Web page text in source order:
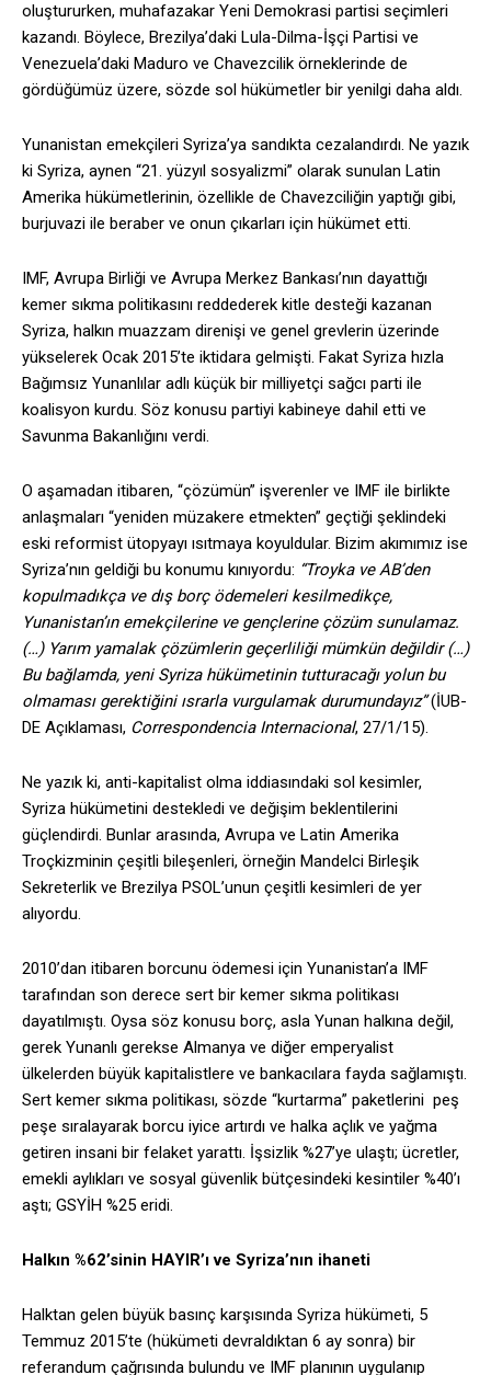
oluştururken, muhafazakar Yeni Demokrasi partisi seçimleri
kazandı. Böylece, Brezilya’daki Lula-Dilma-İşçi Partisi ve
Venezuela’daki Maduro ve Chavezcilik örneklerinde de
gördüğümüz üzere, sözde sol hükümetler bir yenilgi daha aldı.
Yunanistan emekçileri Syriza’ya sandıkta cezalandırdı. Ne yazık
ki Syriza, aynen “21. yüzyıl sosyalizmi” olarak sunulan Latin
Amerika hükümetlerinin, özellikle de Chavezciliğin yaptığı gibi,
burjuvazi ile beraber ve onun çıkarları için hükümet etti.
IMF, Avrupa Birliği ve Avrupa Merkez Bankası’nın dayattığı
kemer sıkma politikasını reddederek kitle desteği kazanan
Syriza, halkın muazzam direnişi ve genel grevlerin üzerinde
yükselerek Ocak 2015’te iktidara gelmişti. Fakat Syriza hızla
Bağımsız Yunanlılar adlı küçük bir milliyetçi sağcı parti ile
koalisyon kurdu. Söz konusu partiyi kabineye dahil etti ve
Savunma Bakanlığını verdi.
O aşamadan itibaren, “çözümün” işverenler ve IMF ile birlikte
anlaşmaları “yeniden müzakere etmekten” geçtiği şeklindeki
eski reformist ütopyayı ısıtmaya koyuldular. Bizim akımımız ise
Syriza’nın geldiği bu konumu kınıyordu: “Troyka ve AB’den
kopulmadıkça ve dış borç ödemeleri kesilmedikçe,
Yunanistan’ın emekçilerine ve gençlerine çözüm sunulamaz.
(…) Yarım yamalak çözümlerin geçerliliği mümkün değildir (…)
Bu bağlamda, yeni Syriza hükümetinin tutturacağı yolun bu
olmaması gerektiğini ısrarla vurgulamak durumundayız”(İUB-
DE Açıklaması, Correspondencia Internacional, 27/1/15).
Ne yazık ki, anti-kapitalist olma iddiasındaki sol kesimler,
Syriza hükümetini destekledi ve değişim beklentilerini
güçlendirdi. Bunlar arasında, Avrupa ve Latin Amerika
Troçkizminin çeşitli bileşenleri, örneğin Mandelci Birleşik
Sekreterlik ve Brezilya PSOL’unun çeşitli kesimleri de yer
alıyordu.
2010’dan itibaren borcunu ödemesi için Yunanistan’a IMF
tarafından son derece sert bir kemer sıkma politikası
dayatılmıştı. Oysa söz konusu borç, asla Yunan halkına değil,
gerek Yunanlı gerekse Almanya ve diğer emperyalist
ülkelerden büyük kapitalistlere ve bankacılara fayda sağlamıştı.
Sert kemer sıkma politikası, sözde “kurtarma” paketlerini peş
peşe sıralayarak borcu iyice artırdı ve halka açlık ve yağma
getiren insani bir felaket yarattı. İşsizlik %27’ye ulaştı; ücretler,
emekli aylıkları ve sosyal güvenlik bütçesindeki kesintiler %40’ı
aştı; GSYİH %25 eridi.
Halkın %62’sinin HAYIR’ı ve Syriza’nın ihaneti
Halktan gelen büyük basınç karşısında Syriza hükümeti, 5
Temmuz 2015’te (hükümeti devraldıktan 6 ay sonra) bir
referandum çağrısında bulundu ve IMF planının uygulanıp